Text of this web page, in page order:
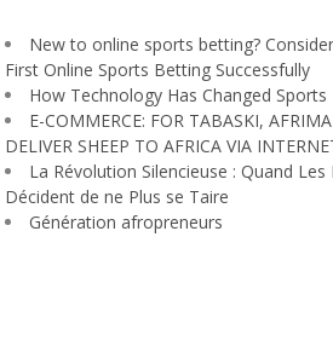
New to online sports betting?
First Online Sports Betting Successfully
How Technology Has Changed Sports
E-COMMERCE: FOR TABASKI,
DELIVER SHEEP TO AFRICA VIA
La Révolution Silencieuse : Quand
Décident de ne Plus se Taire
Génération afropreneurs